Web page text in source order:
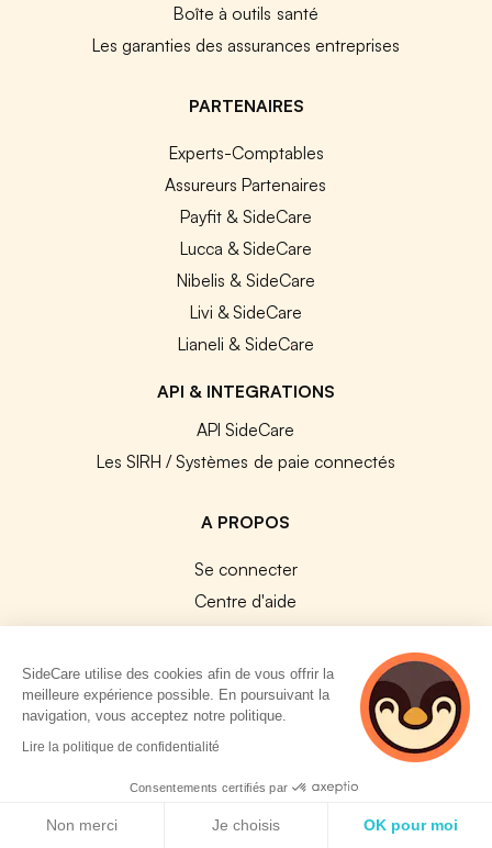
Boîte à outils santé
Les garanties des assurances entreprises
PARTENAIRES
Experts-Comptables
Assureurs Partenaires
Payfit & SideCare
Lucca & SideCare
Nibelis & SideCare
Livi & SideCare
Lianeli & SideCare
API & INTEGRATIONS
API SideCare
Les SIRH / Systèmes de paie connectés
A PROPOS
Se connecter
Centre d'aide
Nous contacter
Notre équipe
Témoignages
Travailler chez SideCare
CGU & RGPD
Cookies
SideCare utilise des cookies afin de vous offrir la
meilleure expérience possible. En poursuivant la
navigation, vous acceptez notre politique.
Lire la politique de confidentialité
Consentements certifiés par
Non merci Je choisis OK pour moi
2 personnes
consultent
actuellement cette